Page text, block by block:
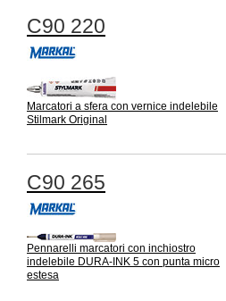
C90 220
Marcatori a sfera con vernice indelebile
Stilmark Original
C90 265
Pennarelli marcatori con inchiostro
indelebile DURA-INK 5 con punta micro
estesa